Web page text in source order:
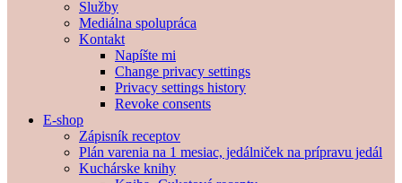
Služby
Mediálna spolupráca
Kontakt
Napíšte mi
Change privacy settings
Privacy settings history
Revoke consents
E-shop
Zápisník receptov
Plán varenia na 1 mesiac, jedálniček na prípravu jedál
Kuchárske knihy